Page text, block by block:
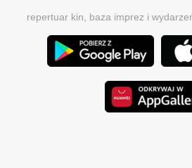
repertuar kin, baza imprez i